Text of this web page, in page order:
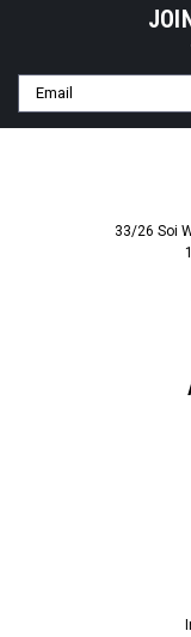
Email
Address
33/26 Soi